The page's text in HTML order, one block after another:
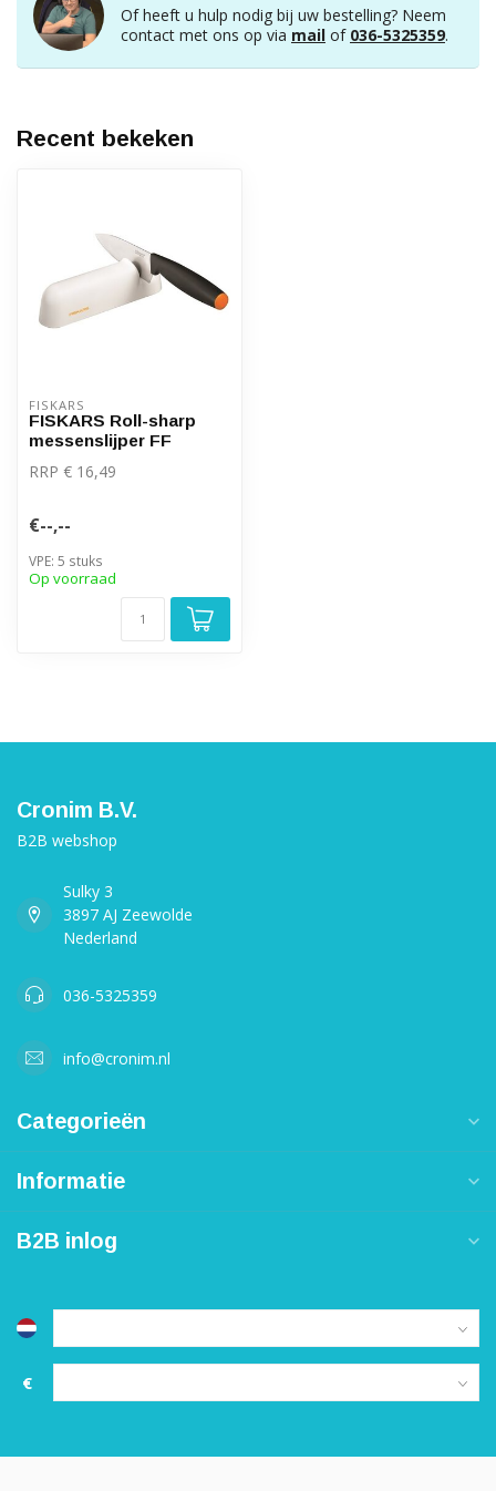
Of heeft u hulp nodig bij uw bestelling? Neem
contact met ons op via mail of 036-5325359.
Recent bekeken
FISKARS
FISKARS Roll-sharp
messenslijper FF
RRP € 16,49
€--,--
VPE: 5 stuks
Op voorraad
Cronim B.V.
B2B webshop
Sulky 3
3897 AJ Zeewolde
Nederland
036-5325359
info@cronim.nl
Categorieën
Informatie
B2B inlog
€